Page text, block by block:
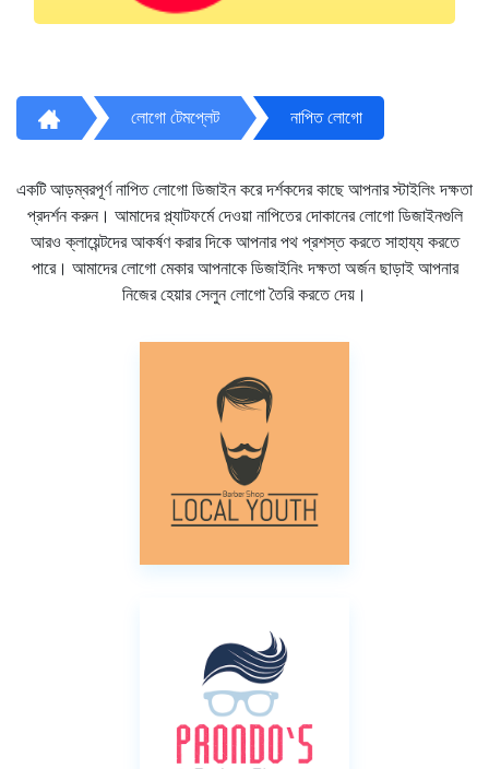
লোগো টেমপ্লেট নাপিত লোগো
একটি আড়ম্বরপূর্ণ নাপিত লোগো ডিজাইন করে দর্শকদের কাছে আপনার স্টাইলিং দক্ষতা
প্রদর্শন করুন। আমাদের প্ল্যাটফর্মে দেওয়া নাপিতের দোকানের লোগো ডিজাইনগুলি
আরও ক্লায়েন্টদের আকর্ষণ করার দিকে আপনার পথ প্রশস্ত করতে সাহায্য করতে
পারে। আমাদের লোগো মেকার আপনাকে ডিজাইনিং দক্ষতা অর্জন ছাড়াই আপনার
নিজের হেয়ার সেলুন লোগো তৈরি করতে দেয়।